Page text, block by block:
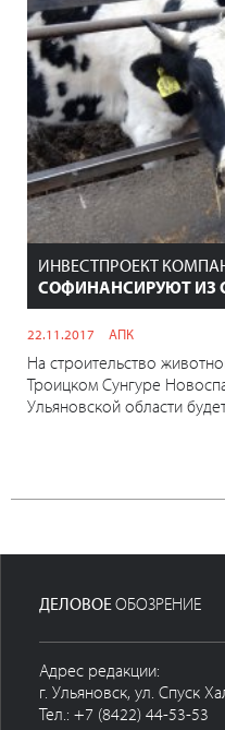
ИНВЕСТПРОЕКТ
СОФИНАНСИРУЮТ ИЗ
22.11.2017 АПК
На строительство
Троицком Сунгуре
Ульяновской области
ДЕЛОВОЕ ОБОЗРЕНИЕ
Адрес редакции:
г. Ульяновск, ул. Спуск
Тел.: +7 (8422) 44-53-53